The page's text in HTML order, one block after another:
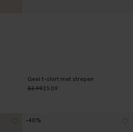
Geel t-shirt met strepen
32.9923.09
-40%